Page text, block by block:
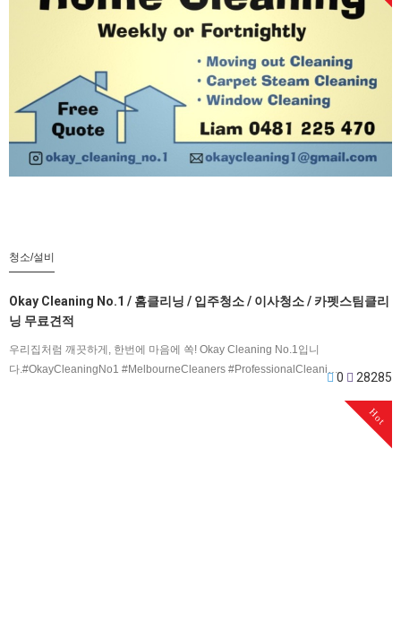
청소/설비
Okay Cleaning No.1 / 홈클리닝 / 입주청소 / 이사청소 / 카펫스팀클리
닝 무료견적
우리집처럼 깨끗하게, 한번에 마음에 쏙! Okay Cleaning No.1입니
다.#OkayCleaningNo1 #MelbourneCleaners #ProfessionalCleani…
0 28285
Hot